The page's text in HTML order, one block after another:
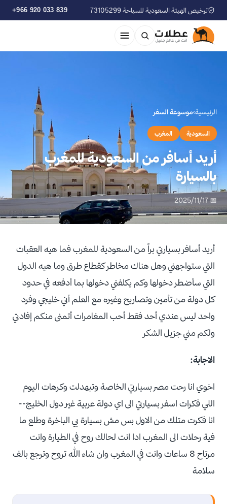
ترخيص الهيئة السعودية للسياحة 73105299 +966 920 033 839
الرئيسية›موسوعة السفر
السعودية المغرب
أريد أسافر من السعودية للمغرب
بالسيارة
📅 2025/11/17
أريد أسافر بسيارتي براً من السعودية للمغرب فما هيه العقبات
التي ستواجهني وهل هناك مخاطر كقطاع طرق وما هيه الدول
التي سأضطر دخولها وكم يكلفني دخولها بما أدفعه في حدود
كل دولة من تأمين وتصاريح وغيره مع العلم أني خليجي وفرد
واحد ليس عندي أحد فقط أحب المغامرات أتمنى منكم إفادتي
ولكم مني جزيل الشكر
الاجابة:
اخوي انا رحت مصر بسيارتي الخاصة وتبهدلت وكرهات اليوم
اللي فكرات اسفر بسيارتي الى اي دولة عربية غير دول الخليج--
انا فكرت متلك من الاول بس مش بسيارة بي الباخرة وطلع ما
فية رحلات الى المغرب ادا انت لحالك روح في الطيارة وانت
مرتاح 8 ساعات وانت في المغرب وان شاء الله تروح وترجع بالف
سلامة